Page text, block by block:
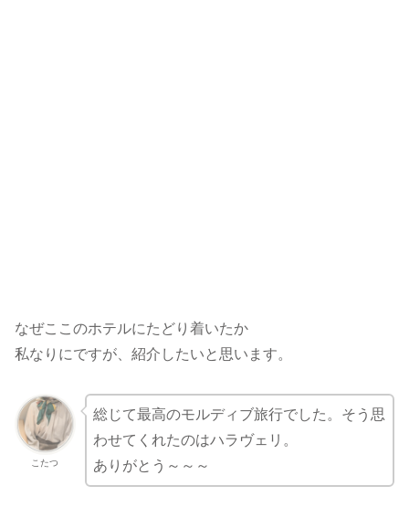
なぜここのホテルにたどり着いたか
私なりにですが、紹介したいと思います。
こたつ
総じて最高のモルディブ旅行でした。そう思
わせてくれたのはハラヴェリ。
ありがとう～～～